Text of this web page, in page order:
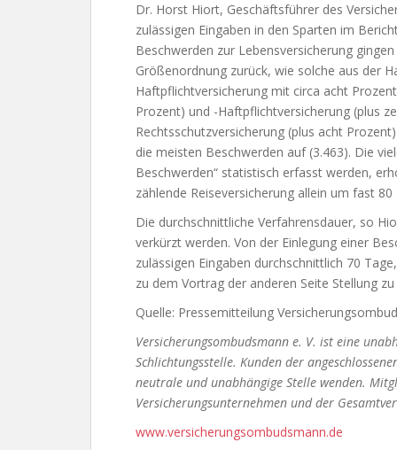
Dr. Horst Hiort, Geschäftsführer des
zulässigen Eingaben in den Sparten im
Beschwerden zur Lebensversicherung
Größenordnung zurück, wie solche aus der
Haftpflichtversicherung mit circa acht
Prozent) und -Haftpflichtversicherung (plus
Rechtsschutzversicherung (plus acht
die meisten Beschwerden auf (3.463). Die
Beschwerden“ statistisch erfasst werden,
zählende Reiseversicherung allein um fast
Die durchschnittliche Verfahrensdauer, so
verkürzt werden. Von der Einlegung einer
zulässigen Eingaben durchschnittlich 70
zu dem Vortrag der anderen Seite Stellung
Quelle: Pressemitteilung
Versicherungsombudsmann e. V. ist eine
Schlichtungsstelle. Kunden der
neutrale und unabhängige Stelle wenden.
Versicherungsunternehmen und der
www.versicherungsombudsmann.de